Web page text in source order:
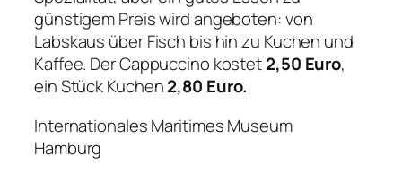
günstigem Preis wird angeboten: von
Labskaus über Fisch bis hin zu Kuchen und
Kaffee. Der Cappuccino kostet2,50 Euro,
ein Stück Kuchen2,80 Euro.
Internationales Maritimes Museum
Hamburg